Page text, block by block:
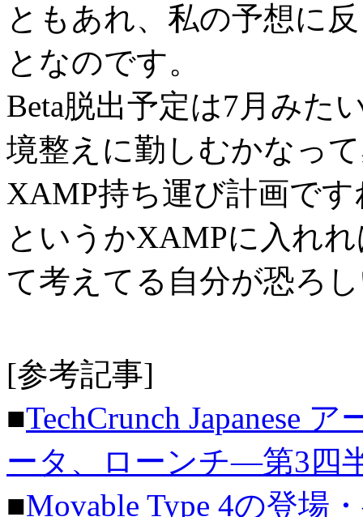
ともあれ、私の予想に
となのです。
Beta脱出予定は7月みた
境整えに勤しむかなっ
XAMP持ち運び計画です
というかXAMPに入れ
て考えてる自分が恐ろ
[参考記事]
■TechCrunch Japanese
ータ、ローンチ―第3四
■Movable Type 4の登場